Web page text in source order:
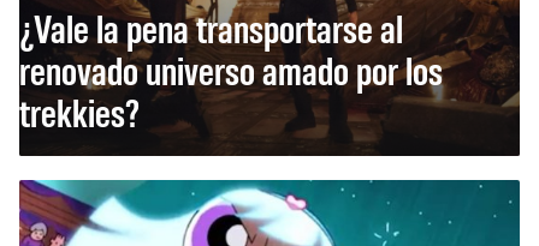
¿Vale la pena transportarse al
renovado universo amado por los
trekkies?